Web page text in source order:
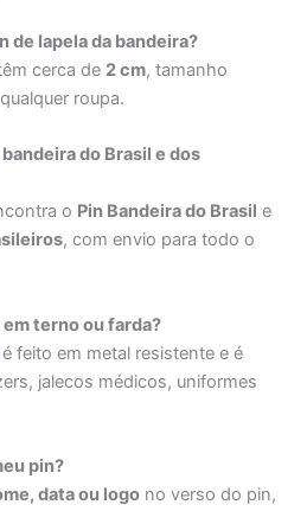
de lapela da bandeira?
cerca de 2 cm, tamanho
roupa.
do Brasil e dos
o Pin Bandeira do Brasil e
, com envio para todo o
terno ou farda?
é feito em metal resistente e é
jalecos médicos, uniformes
pin?
data ou logo no verso do pin,